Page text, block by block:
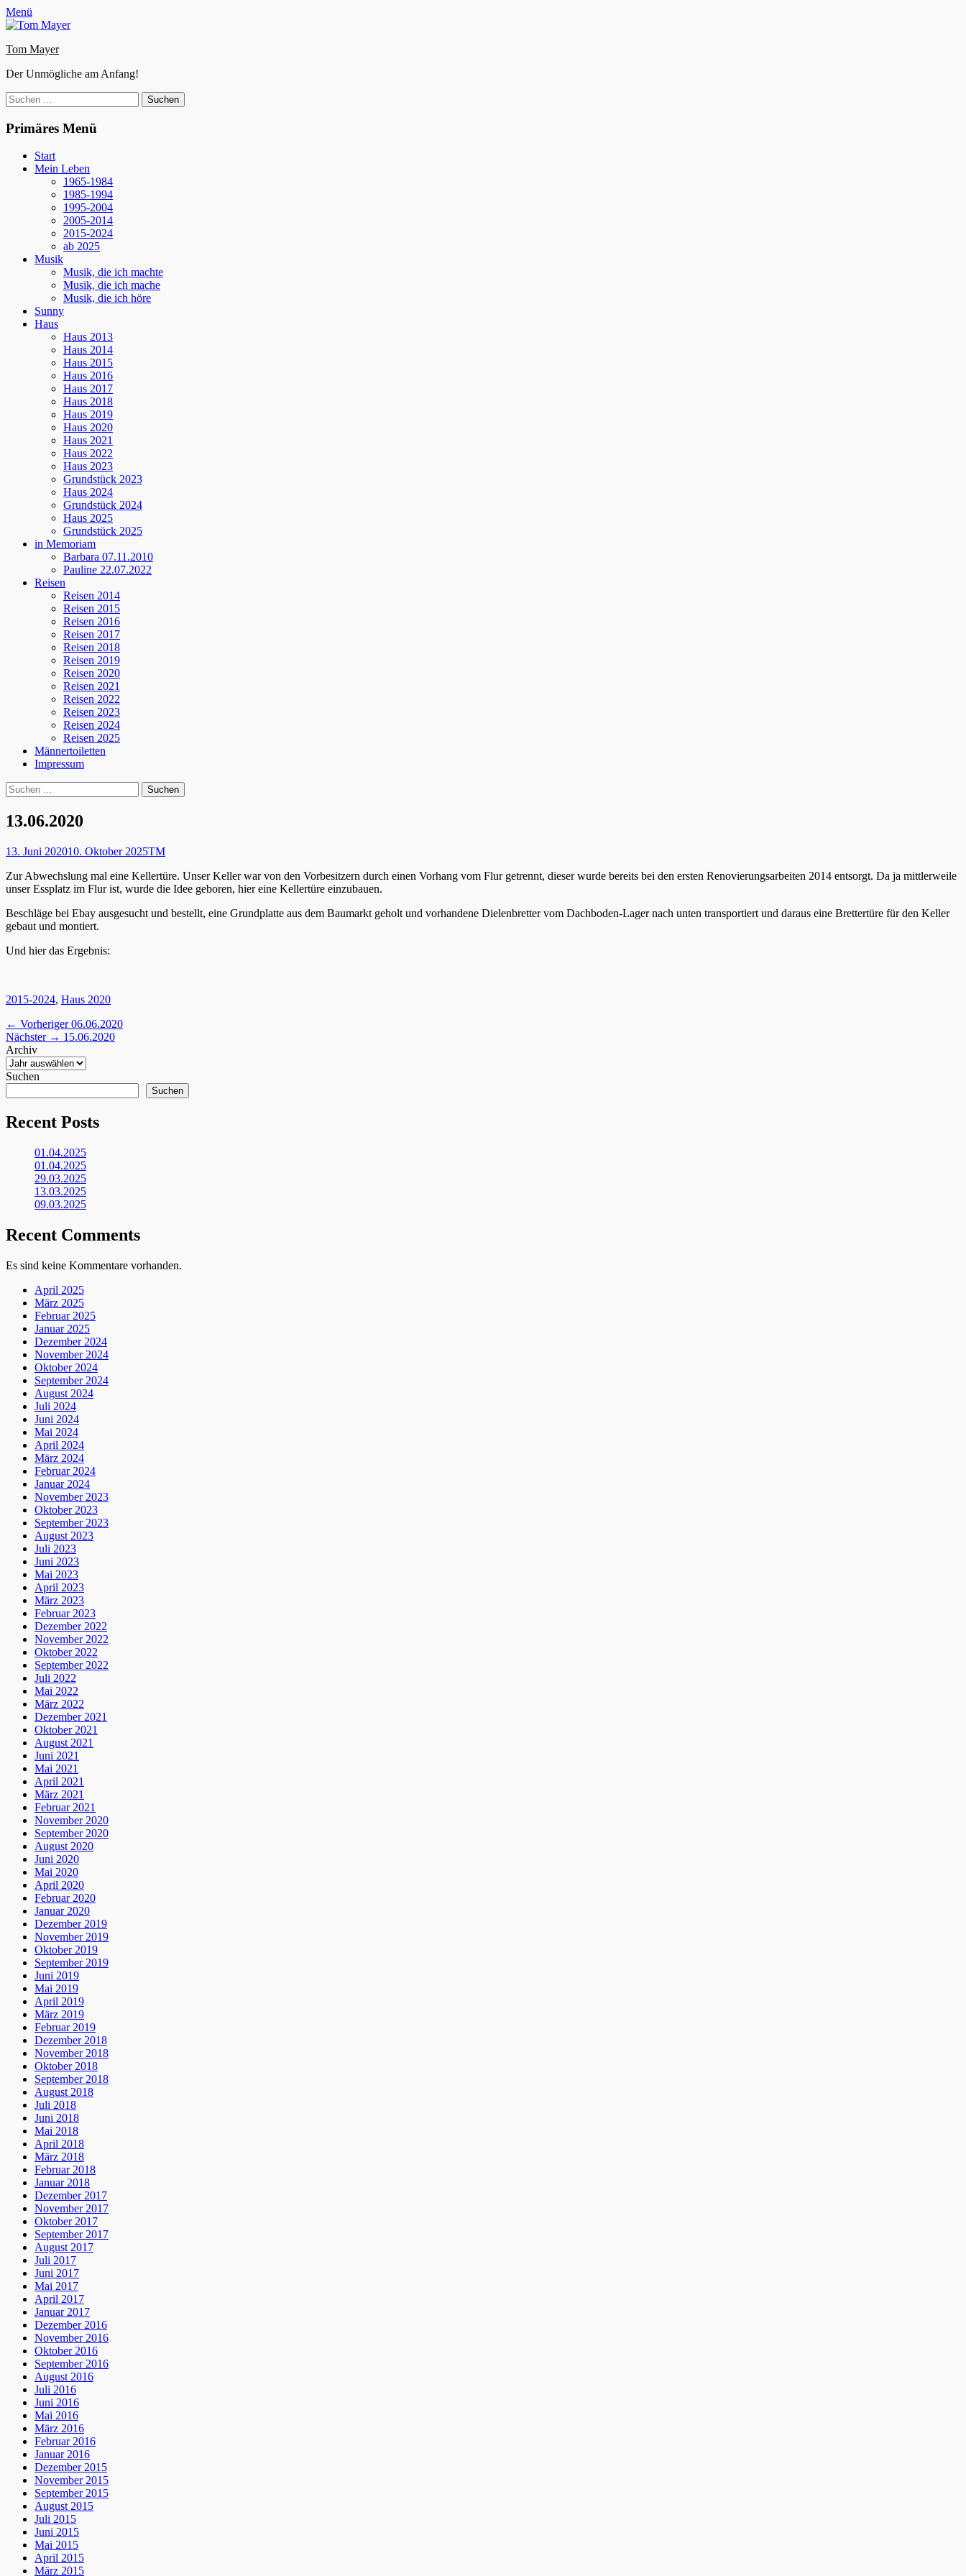
Zum
Inhalt
Facebook
E-
Mail
Instagram
Website
Menü
Tom Mayer
Der Unmögliche am Anfang!
Suche
nach:
Primäres Menü
Start
Mein Leben
1965-1984
1985-1994
1995-2004
2005-2014
2015-2024
ab 2025
Musik
Musik, die ich machte
Musik, die ich mache
Musik, die ich höre
Sunny
Haus
Haus 2013
Haus 2014
Haus 2015
Haus 2016
Haus 2017
Haus 2018
Haus 2019
Haus 2020
Haus 2021
Haus 2022
Haus 2023
Grundstück 2023
Haus 2024
Grundstück 2024
Haus 2025
Grundstück 2025
in Memoriam
Barbara 07.11.2010
Pauline 22.07.2022
Reisen
Reisen 2014
Reisen 2015
Reisen 2016
Reisen 2017
Reisen 2018
Reisen 2019
Reisen 2020
Reisen 2021
Reisen 2022
Reisen 2023
Reisen 2024
Reisen 2025
Männertoiletten
Impressum
Suchen
Suche
nach:
13.06.2020
Posted
13. Juni 202010. Oktober 2025Autor
TM
Zur Abwechslung mal eine Kellertüre. Unser Keller war von den Vorbesitzern durch einen Vorhang vom Flur getrennt, dieser wurde bereits bei den ersten Renovierungsarbeiten 2014 entsorgt. Da ja mittlerweile
unser Essplatz im Flur ist, wurde die Idee geboren, hier eine Kellertüre einzubauen.
Beschläge bei Ebay ausgesucht und bestellt, eine Grundplatte aus dem Baumarkt geholt und vorhandene Dielenbretter vom Dachboden-Lager nach unten transportiert und daraus eine Brettertüre für den Keller
gebaut und montiert.
Und hier das Ergebnis:
Kategorien
2015-2024, Haus 2020
Beitragsnavigation
← Vorheriger Vorheriger
Beitrag:
06.06.2020
Nächster → Nächster
15.06.2020
Archiv
Suchen
Suchen
Recent Posts
01.04.2025
01.04.2025
29.03.2025
13.03.2025
09.03.2025
Recent Comments
Es sind keine Kommentare vorhanden.
April 2025
März 2025
Februar 2025
Januar 2025
Dezember 2024
November 2024
Oktober 2024
September 2024
August 2024
Juli 2024
Juni 2024
Mai 2024
April 2024
März 2024
Februar 2024
Januar 2024
November 2023
Oktober 2023
September 2023
August 2023
Juli 2023
Juni 2023
Mai 2023
April 2023
März 2023
Februar 2023
Dezember 2022
November 2022
Oktober 2022
September 2022
Juli 2022
Mai 2022
März 2022
Dezember 2021
Oktober 2021
August 2021
Juni 2021
Mai 2021
April 2021
März 2021
Februar 2021
November 2020
September 2020
August 2020
Juni 2020
Mai 2020
April 2020
Februar 2020
Januar 2020
Dezember 2019
November 2019
Oktober 2019
September 2019
Juni 2019
Mai 2019
April 2019
März 2019
Februar 2019
Dezember 2018
November 2018
Oktober 2018
September 2018
August 2018
Juli 2018
Juni 2018
Mai 2018
April 2018
März 2018
Februar 2018
Januar 2018
Dezember 2017
November 2017
Oktober 2017
September 2017
August 2017
Juli 2017
Juni 2017
Mai 2017
April 2017
Januar 2017
Dezember 2016
November 2016
Oktober 2016
September 2016
August 2016
Juli 2016
Juni 2016
Mai 2016
März 2016
Februar 2016
Januar 2016
Dezember 2015
November 2015
September 2015
August 2015
Juli 2015
Juni 2015
Mai 2015
April 2015
März 2015